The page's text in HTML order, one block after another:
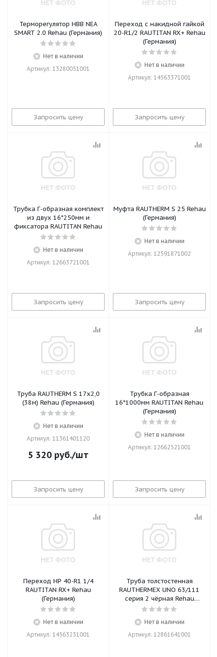
Терморегулятор HBB NEA
SMART 2.0 Rehau (Германия)
Нет в наличии
Артикул: 13280051001
Запросить цену
Переход с накидной гайкой
20-R1/2 RAUTITAN RX+ Rehau
(Германия)
Нет в наличии
Артикул: 14563371001
Запросить цену
Трубка Г-образная комплект
из двух 16*250мм и
фиксатора RAUTITAN Rehau
Нет в наличии
Артикул: 12663721001
Запросить цену
Муфта RAUTHERM S 25 Rehau
(Германия)
Нет в наличии
Артикул: 12591871002
Запросить цену
Труба RAUTHERM S 17х2,0
(38м) Rehau (Германия)
Нет в наличии
Артикул: 11361401120
5 320руб./шт
Запросить цену
Трубка Г-образная
16*1000мм RAUTITAN Rehau
(Германия)
Нет в наличии
Артикул: 12662521001
Запросить цену
Переход НР 40-R1 1/4
RAUTITAN RX+ Rehau
(Германия)
Нет в наличии
Артикул: 14563231001
Труба толстостенная
RAUTHERMEX UNO 63/111
серия 2 чёрная Rehau
(Германия)
Нет в наличии
Артикул: 12861641001